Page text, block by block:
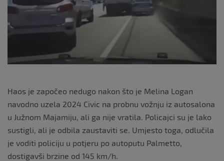
Haos je započeo nedugo nakon što je Melina Logan
navodno uzela 2024 Civic na probnu vožnju iz autosalona
u Južnom Majamiju, ali ga nije vratila. Policajci su je lako
sustigli, ali je odbila zaustaviti se. Umjesto toga, odlučila
je voditi policiju u potjeru po autoputu Palmetto,
dostigavši brzine od 145 km/h.